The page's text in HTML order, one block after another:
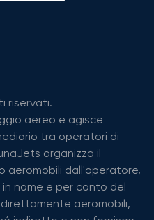
riservati.
aereo e agisce
tra operatori di
organizza il
aeromobili dall'operatore,
nome e per conto del
aeromobili,